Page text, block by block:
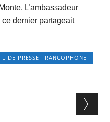
L’ambassadeur
dernier partageait
DE PRESSE FRANCOPHONE